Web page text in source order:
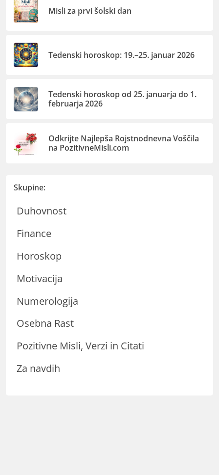
Misli za prvi šolski dan
Tedenski horoskop: 19.–25. januar 2026
Tedenski horoskop od 25. januarja do 1.
februarja 2026
Odkrijte Najlepša Rojstnodnevna Voščila
na PozitivneMisli.com
Skupine:
Duhovnost
Finance
Horoskop
Motivacija
Numerologija
Osebna Rast
Pozitivne Misli, Verzi in Citati
Za navdih